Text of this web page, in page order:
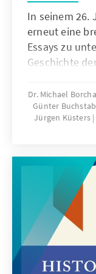
In seinem 26.
erneut eine
Essays zu
Geschichte
Beiträge
Thema
Dr. Michael
Günter
Jürgen Küsters